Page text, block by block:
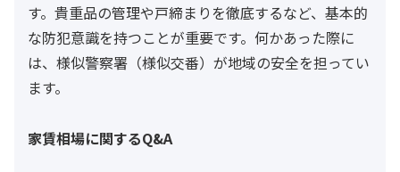
す。貴重品の管理や戸締まりを徹底するなど、基本的
な防犯意識を持つことが重要です。何かあった際に
は、様似警察署（様似交番）が地域の安全を担ってい
ます。
家賃相場に関するQ&A